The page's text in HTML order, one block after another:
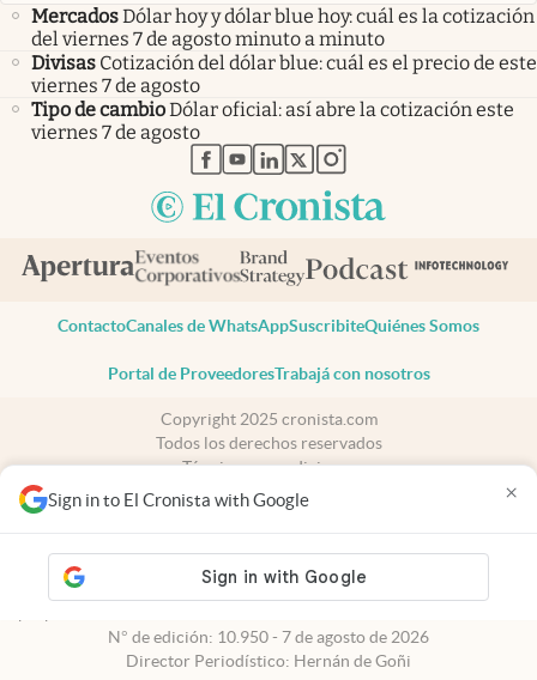
Sign in to El Cronista with Google ×
MercadosDólar hoy y dólar blue hoy: cuál es la cotización
del viernes 7 de agosto minuto a minuto
Divisas Cotización del dólar blue: cuál es el precio de este
viernes 7 de agosto
Tipo de cambioDólar oficial: así abre la cotización este
viernes 7 de agosto
abre en nueva pestaña
abre en nueva pestaña
abre en nueva pestaña
abre en nueva pestaña
abre en nueva pestaña
ContactoCanales de WhatsAppSuscribiteQuiénes Somos
Portal de ProveedoresTrabajá con nosotros
Copyright 2025 cronista.com
Todos los derechos reservados
Términos y condiciones
Privacidad
Consentimiento
cronista.com
es propiedad de El Cronista Comercial S.A Registro de
N° de edición: 10.950 - 7 de agosto de 2026
Director Periodístico: Hernán de Goñi